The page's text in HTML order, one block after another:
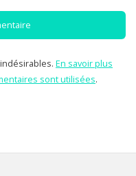
En savoir plus
sont utilisées.